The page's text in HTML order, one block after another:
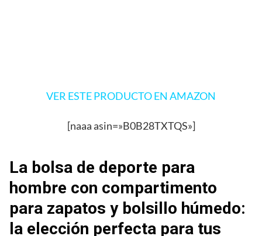
VER ESTE PRODUCTO EN AMAZON
[naaa asin=»B0B28TXTQS»]
La bolsa de deporte para
hombre con compartimento
para zapatos y bolsillo húmedo:
la elección perfecta para tus